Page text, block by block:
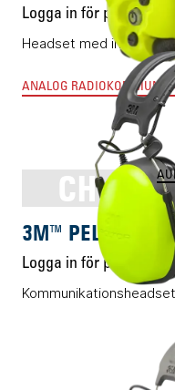
Logga in för pris
Headset med inbyggd
ANALOG
CH-3
3M™ PELTOR™
Logga in för pris